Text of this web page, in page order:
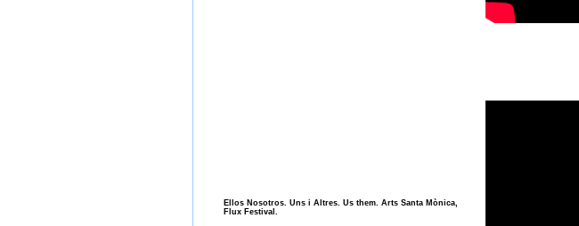
Ellos Nosotros. Uns i Altres. Us them. Arts Santa Mònica,
Flux Festival.